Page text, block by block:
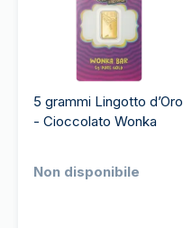
5 grammi Lingotto d’Oro
- Cioccolato Wonka
Non disponibile